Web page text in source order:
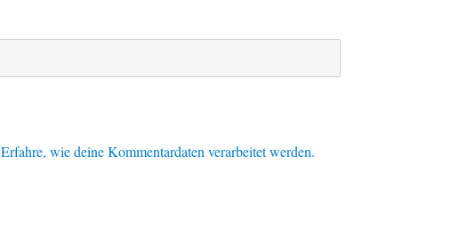
Erfahre, wie deine Kommentardaten verarbeitet werden.